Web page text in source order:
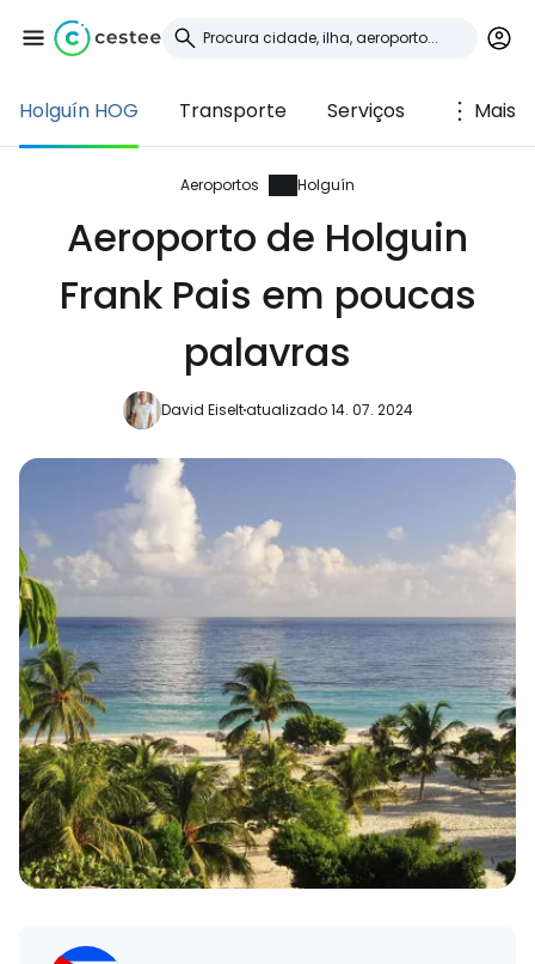
Holguín HOG Transporte Serviços Mais
Aeroportos Holguín
Aeroporto de Holguin
Frank Pais em poucas
palavras
David Eiseltatualizado 14. 07. 2024
Iniciar sessão no
Cestee
... a comunidade mundial de viajantes
Continuar com o Google
Continuar com o Facebook
Continuar com o correio
eletrónico